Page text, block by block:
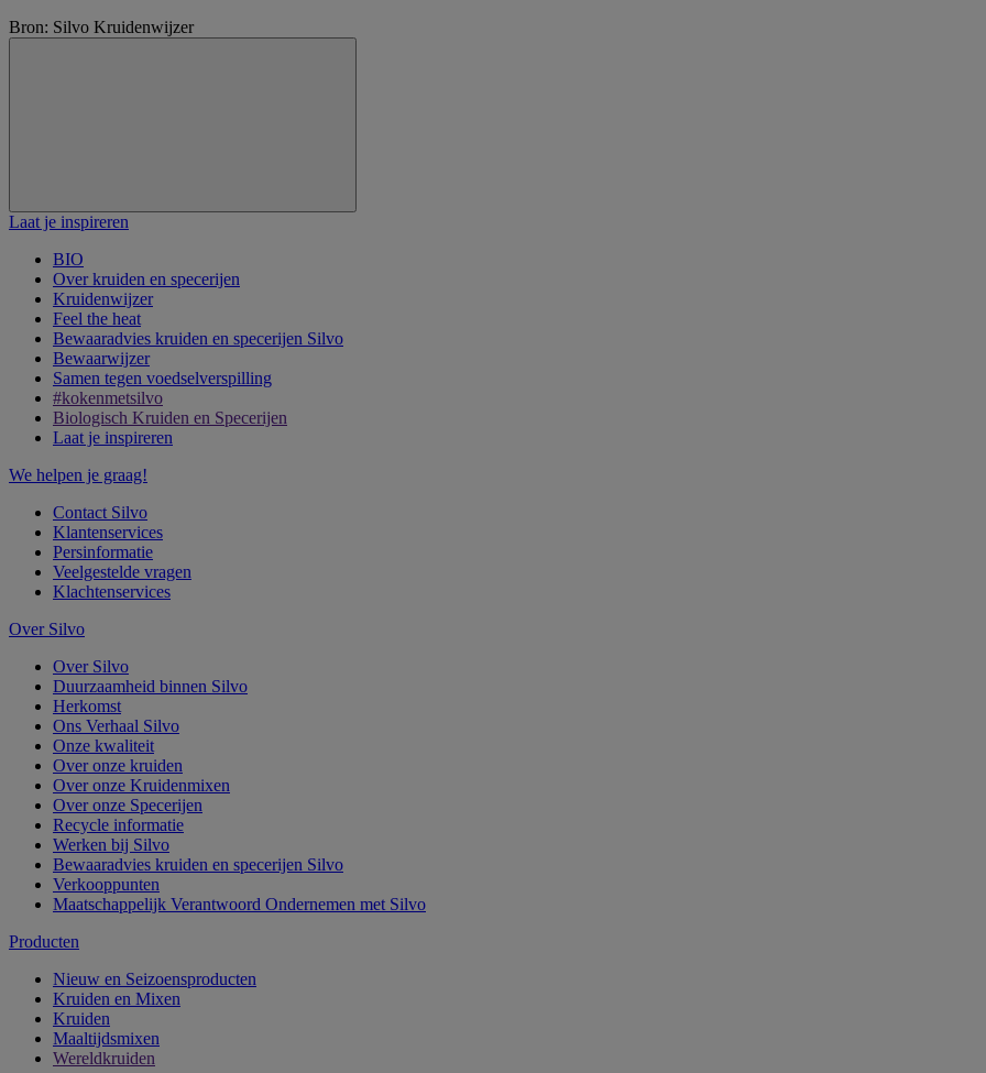
Bron: Silvo Kruidenwijzer
Laat je inspireren
BIO
Over kruiden en specerijen
Kruidenwijzer
Feel the heat
Bewaaradvies kruiden en specerijen Silvo
Bewaarwijzer
Samen tegen voedselverspilling
#kokenmetsilvo
Biologisch Kruiden en Specerijen
Laat je inspireren
We helpen je graag!
Contact Silvo
Klantenservices
Persinformatie
Veelgestelde vragen
Klachtenservices
Over Silvo
Over Silvo
Duurzaamheid binnen Silvo
Herkomst
Ons Verhaal Silvo
Onze kwaliteit
Over onze kruiden
Over onze Kruidenmixen
Over onze Specerijen
Recycle informatie
Werken bij Silvo
Bewaaradvies kruiden en specerijen Silvo
Verkooppunten
Maatschappelijk Verantwoord Ondernemen met Silvo
Producten
Nieuw en Seizoensproducten
Kruiden en Mixen
Kruiden
Maaltijdsmixen
Wereldkruiden